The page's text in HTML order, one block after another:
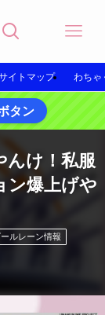
イトマップ わちゃ
タン
んけ！私服
ン爆上げや
ルレーン情報